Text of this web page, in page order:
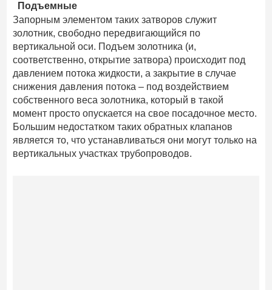
Подъемные
Запорным элементом таких затворов служит
золотник, свободно передвигающийся по
вертикальной оси. Подъем золотника (и,
соответственно, открытие затвора) происходит под
давлением потока жидкости, а закрытие в случае
снижения давления потока – под воздействием
собственного веса золотника, который в такой
момент просто опускается на свое посадочное место.
Большим недостатком таких обратных клапанов
является то, что устанавливаться они могут только на
вертикальных участках трубопроводов.